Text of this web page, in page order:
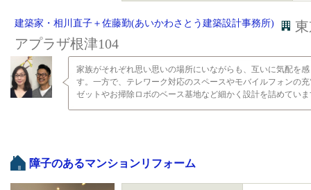
建築家・相川直子＋佐藤勤(あいかわさとう建築設計事務所)
アプラザ根津104
家族がそれぞれ思い思いの場所にいながらも、互いに気配を
す。一方で、テレワーク対応のスペースやモバイルフォンの
ゼットやお掃除ロボのベース基地など細かく設計を詰めてい
障子のあるマンションリフォーム